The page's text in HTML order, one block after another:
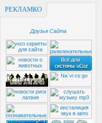
РЕКЛАМКО
Друзья Сайта